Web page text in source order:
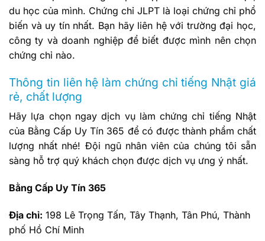
du học của mình. Chứng chỉ JLPT là loại chứng chỉ phổ
biến và uy tín nhất. Bạn hãy liên hệ với trường đại học,
công ty và doanh nghiệp để biết được mình nên chọn
chứng chỉ nào.
Thông tin liên hệ làm chứng chỉ tiếng Nhật giá
rẻ, chất lượng
Hãy lựa chọn ngay dịch vụ làm chứng chỉ tiếng Nhật
của Bằng Cấp Uy Tín 365 để có được thành phẩm chất
lượng nhất nhé! Đội ngũ nhân viên của chúng tôi sẵn
sàng hỗ trợ quý khách chọn được dịch vụ ưng ý nhất.
Bằng Cấp Uy Tín 365
Địa chỉ: 198 Lê Trọng Tấn, Tây Thạnh, Tân Phú, Thành
phố Hồ Chí Minh